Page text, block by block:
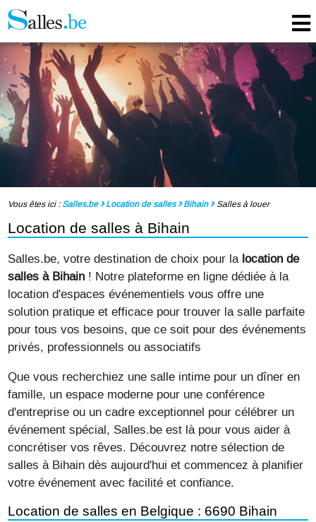
Vous êtes ici : Salles.be Location de salles Bihain Salles à louer
Location de salles à Bihain
Salles.be, votre destination de choix pour la location de
salles à Bihain ! Notre plateforme en ligne dédiée à la
location d'espaces événementiels vous offre une
solution pratique et efficace pour trouver la salle parfaite
pour tous vos besoins, que ce soit pour des événements
privés, professionnels ou associatifs
Que vous recherchiez une salle intime pour un dîner en
famille, un espace moderne pour une conférence
d'entreprise ou un cadre exceptionnel pour célébrer un
événement spécial, Salles.be est là pour vous aider à
concrétiser vos rêves. Découvrez notre sélection de
salles à Bihain dès aujourd'hui et commencez à planifier
votre événement avec facilité et confiance.
Location de salles en Belgique : 6690 Bihain